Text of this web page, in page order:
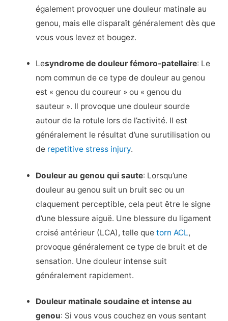
également provoquer une douleur matinale au
genou, mais elle disparaît généralement dès que
vous vous levez et bougez.
Lesyndrome de douleur fémoro-patellaire: Le
nom commun de ce type de douleur au genou
est « genou du coureur » ou « genou du
sauteur ». Il provoque une douleur sourde
autour de la rotule lors de l’activité. Il est
généralement le résultat d’une surutilisation ou
de repetitive stress injury.
Douleur au genou qui saute: Lorsqu’une
douleur au genou suit un bruit sec ou un
claquement perceptible, cela peut être le signe
d’une blessure aiguë. Une blessure du ligament
croisé antérieur (LCA), telle quetorn ACL,
provoque généralement ce type de bruit et de
sensation. Une douleur intense suit
généralement rapidement.
Douleur matinale soudaine et intense au
genou: Si vous vous couchez en vous sentant